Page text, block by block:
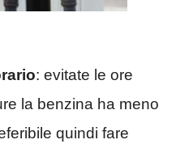
: evitate le ore
la benzina ha meno
quindi fare